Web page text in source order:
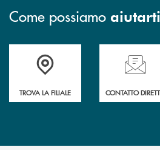
Come possiamo aiutarti
Accedi all' elenco completo delle filiali .
TROVA LA FILIALE
Hai bisogno
CONTATTO